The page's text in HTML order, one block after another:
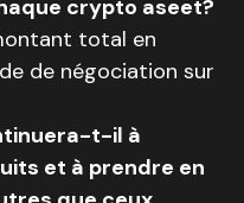
crypto aseet?
total en
de négociation sur
t-il à
et à prendre en